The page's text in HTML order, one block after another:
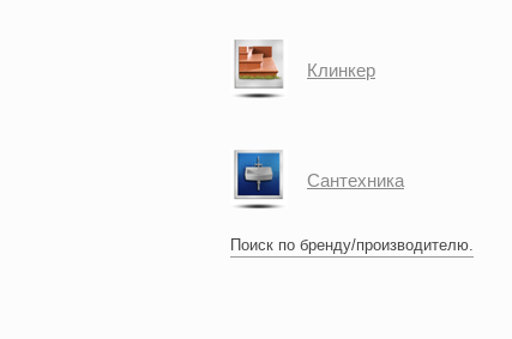
Клинкер
Сантехника
Поиск по бренду/производителю.